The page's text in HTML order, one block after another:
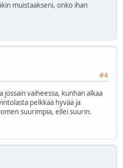
muistaakseni, onko ihan
#4
vaiheessa, kunhan alkaa
pelkkää hyvää ja
suurimpia, ellei suurin.